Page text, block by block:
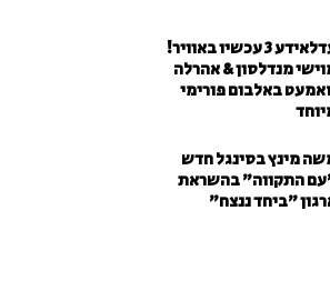
עדלאידע 3 עכשיו באוויר!
מנדלסון & אהרלה
באלבום פורימי
מינץ בסינגל חדש
התקווה״ בהשראת
"ביחד ננצח"